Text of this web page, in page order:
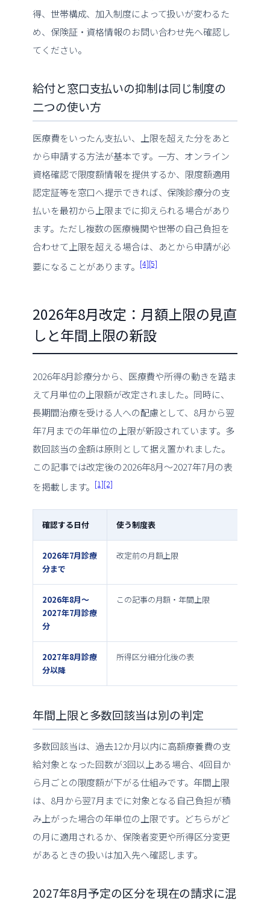
得、世帯構成、加入制度によって扱いが変わるた
め、保険証・資格情報のお問い合わせ先へ確認し
てください。
給付と窓口支払いの抑制は同じ制度の
二つの使い方
医療費をいったん支払い、上限を超えた分をあと
から申請する方法が基本です。一方、オンライン
資格確認で限度額情報を提供するか、限度額適用
認定証等を窓口へ提示できれば、保険診療分の支
払いを最初から上限までに抑えられる場合があり
ます。ただし複数の医療機関や世帯の自己負担を
合わせて上限を超える場合は、あとから申請が必
要になることがあります。[4][5]
2026年8月改定：月額上限の見直
しと年間上限の新設
2026年8月診療分から、医療費や所得の動きを踏ま
えて月単位の上限額が改定されました。同時に、
長期間治療を受ける人への配慮として、8月から翌
年7月までの年単位の上限が新設されています。多
数回該当の金額は原則として据え置かれました。
この記事では改定後の2026年8月〜2027年7月の表
を掲載します。 [1][2]
確認する日付 使う制度表
2026年7月診療
分まで
改定前の月額上限
2026年8月〜
2027年7月診療
分
この記事の月額・年間上限
2027年8月診療
分以降
所得区分細分化後の表
年間上限と多数回該当は別の判定
多数回該当は、過去12か月以内に高額療養費の支
給対象となった回数が3回以上ある場合、4回目か
ら月ごとの限度額が下がる仕組みです。年間上限
は、8月から翌7月までに対象となる自己負担が積
み上がった場合の年単位の上限です。どちらがど
の月に適用されるか、保険者変更や所得区分変更
があるときの扱いは加入先へ確認します。
2027年8月予定の区分を現在の請求に混